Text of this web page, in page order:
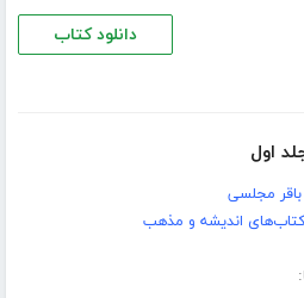
دانلود کتاب
اول
مجلسی
اندیشه و مذهب